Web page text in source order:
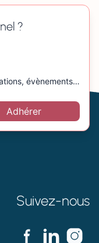
?
évènements…
Adhérer
Suivez-nous